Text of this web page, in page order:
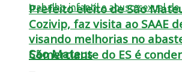
Comerciante do ES é
Prefeito eleito de São
Cozivip, faz visita ao SAAE
visando melhorias no
São Mateus